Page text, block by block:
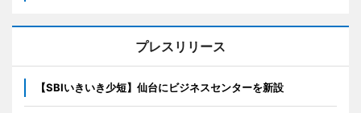
プレスリリース
【SBIいきいき少短】仙台にビジネスセンターを新設